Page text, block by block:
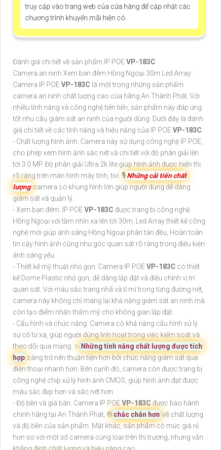
truy cập vào trang web của cửa hàng để cập nhật các
chương trình khuyến mãi hiện có.
Đánh giá chi tiết về sản phẩm IP POEVP-183C
Camera an ninh Xem ban đêm Hồng Ngoại 30m Led Array:
Camera IP POEVP-183C là một trong những sản phẩm
camera an ninh chất lượng cao của hãng An Thành Phát. Với
nhiều tính năng và công nghệ tiên tiến, sản phẩm này đáp ứng
tốt nhu cầu giám sát an ninh của người dùng. Dưới đây là đánh
giá chi tiết về các tính năng và hiệu năng của IP POEVP-183C :
- Chất lượng hình ảnh: Camera này sử dụng công nghệ IP POE,
cho phép xem hình ảnh sắc nét và chi tiết với độ phân giải lên
tới 3.0 MP. Độ phân giải Ultra 2k lite giúp hình ảnh được hiển thị
rõ ràng trên màn hình máy tính, tivi. 🎙 Những cải tiến chất
lượng camera có khung hình lớn giúp người dùng dễ dàng
giám sát và quản lý.
- Xem ban đêm: IP POEVP-183C được trang bị công nghệ
Hồng Ngoại với tầm nhìn xa lên tới 30m. Led Array thiết kế công
nghệ mới giúp ánh sáng Hồng Ngoại phân tán đều, Hoàn toàn
tin cậy hình ảnh cũng như góc quan sát rõ ràng trong điều kiện
ánh sáng yếu.
- Thiết kế mỹ thuật nhỏ gọn: Camera IP POEVP-183C có thiết
kế Dome Plastic nhỏ gọn, dễ dàng lắp đặt và điều chỉnh vị trí
quan sát. Với màu sắc trang nhã và tỉ mỉ trong từng đường nét,
camera này không chỉ mang lại khả năng giám sát an ninh mà
còn tạo điểm nhấn thẩm mỹ cho không gian lắp đặt.
- Cấu hình và chức năng: Camera có khả năng cấu hình xử lý
sự cố từ xa, giúp người dùng linh hoạt trong việc kiểm soát và
theo dõi qua mạng. ✨ Những tính năng chất lượng được tích
hợp càng trở nên thuận tiện hơn bởi chức năng giám sát qua
điện thoại nhanh hơn. Bên cạnh đó, camera còn được trang bị
công nghệ chip xử lý hình ảnh CMOS, giúp hình ảnh đạt được
màu sắc đẹp hơn và sắc nét hơn.
- Độ bền và giá bán: Camera IP POEVP-183Cđược bảo hành
chính hãng tại An Thành Phát, ®️ chắc chắn hơn về chất lượng
và độ bền của sản phẩm. Mặt khác, sản phẩm có mức giá rẻ
hơn so với một số camera cùng loại trên thị trường, nhưng vẫn